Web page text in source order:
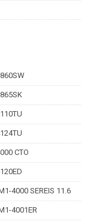
CTO
4000 SEREIS 11.6
4001ER